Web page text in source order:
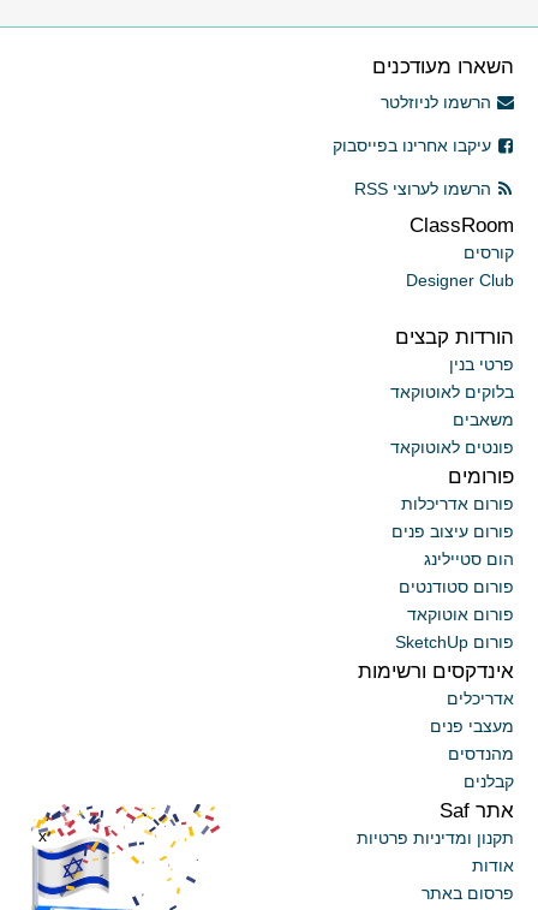
השארו מעודכנים
הרשמו לניוזלטר
עיקבו אחרינו בפייסבוק
הרשמו לערוצי RSS
ClassRoom
קורסים
Designer Club
הורדות קבצים
פרטי בנין
בלוקים לאוטוקאד
משאבים
פונטים לאוטוקאד
פורומים
פורום אדריכלות
פורום עיצוב פנים
הום סטיילינג
פורום סטודנטים
פורום אוטוקאד
פורום SketchUp
אינדקסים ורשימות
אדריכלים
מעצבי פנים
מהנדסים
קבלנים
אתר Saf
תקנון ומדיניות פרטיות
אודות
פרסום באתר
x